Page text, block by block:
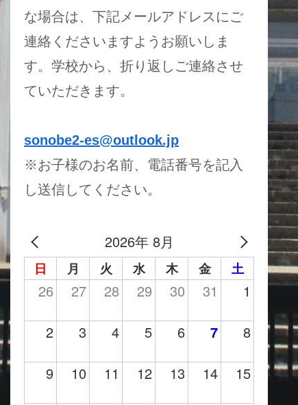
な場合は、下記メールアドレスにご
連絡くださいますようお願いしま
す。学校から、折り返しご連絡させ
ていただきます。
sonobe2-es@outlook.jp
※お子様のお名前、電話番号を記入
し送信してください。
2026年 8月
日 月 火 水 木 金 土
26 27 28 29 30 31 1
2 3 4 5 6 7 8
9 10 11 12 13 14 15